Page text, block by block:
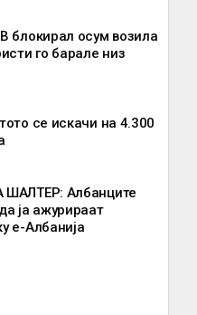
блокирал осум возила
го барале низ
се искачи на 4.300
Албанците
ја ажурираат
е-Албанија